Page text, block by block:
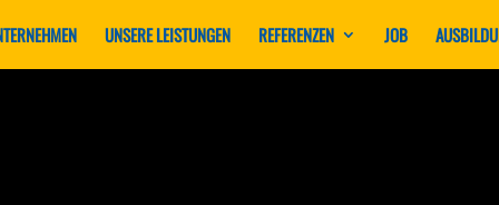
UNSERE LEISTUNGEN REFERENZEN JOB